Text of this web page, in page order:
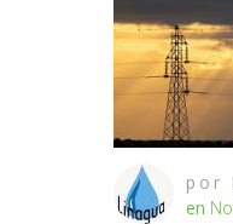
por
en